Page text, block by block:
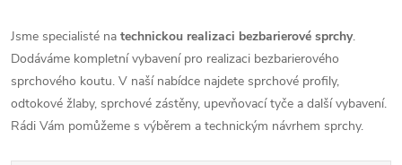
Jsme specialisté na technickou realizaci bezbarierové sprchy.
Dodáváme kompletní vybavení pro realizaci bezbarierového
sprchového koutu. V naší nabídce najdete sprchové profily,
odtokové žlaby, sprchové zástěny, upevňovací tyče a další vybavení.
Rádi Vám pomůžeme s výběrem a technickým návrhem sprchy.